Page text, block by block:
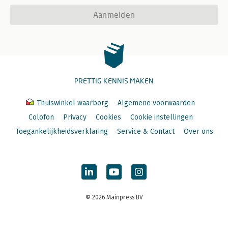
Aanmelden
PRETTIG KENNIS MAKEN
Thuiswinkel waarborg
Algemene voorwaarden
Colofon
Privacy Cookies
Cookie instellingen
Toegankelijkheidsverklaring
Service & Contact Over ons
© 2026 Mainpress BV